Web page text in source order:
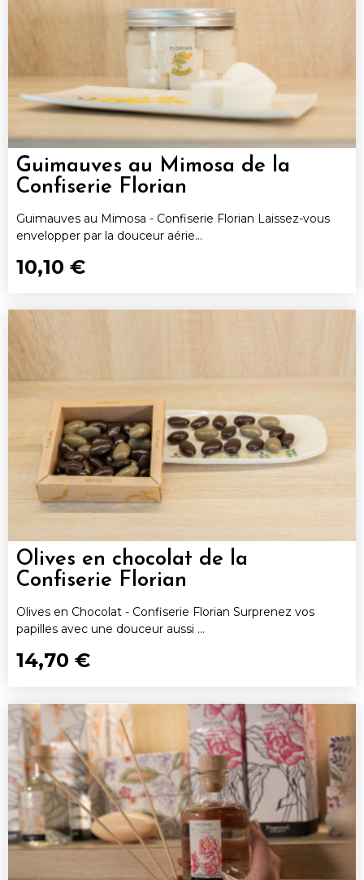
Guimauves au Mimosa de la
Confiserie Florian
Guimauves au Mimosa - Confiserie Florian Laissez-vous
envelopper par la douceur aérie...
10,10 €
Olives en chocolat de la
Confiserie Florian
Olives en Chocolat - Confiserie Florian Surprenez vos
papilles avec une douceur aussi ...
14,70 €